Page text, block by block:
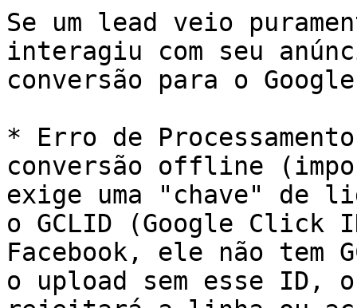
Se um lead veio
interagiu com seu
conversão para o
* Erro de
conversão offline
exige uma "chave" de
o GCLID (Google
Facebook, ele não tem
o upload sem esse ID,